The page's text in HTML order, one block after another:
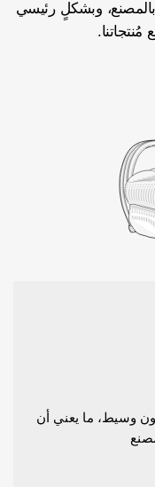
وبشكلٍ رئيسي
مُنتجاتنا.
وسيط، ما يعني أن